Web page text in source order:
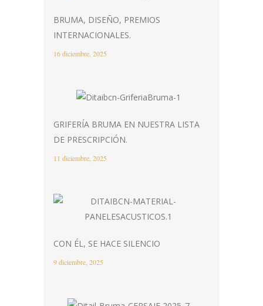
BRUMA, DISEÑO, PREMIOS
INTERNACIONALES.
16 diciembre, 2025
GRIFERÍA BRUMA EN NUESTRA LISTA
DE PRESCRIPCIÓN.
11 diciembre, 2025
CON ÉL, SE HACE SILENCIO
9 diciembre, 2025